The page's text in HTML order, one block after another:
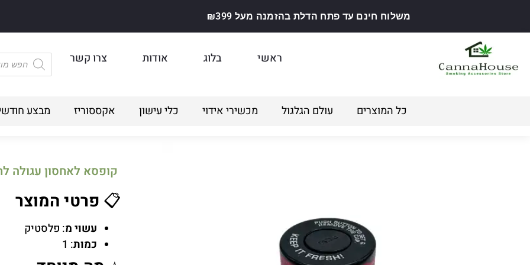
משלוח חינם עד פתח הדלת בהזמנה מעל ₪399
ראשי בלוג אודות צרו קשר
כל המוצרים עולם הגלגול מכשירי אידוי כלי עישון אקססוריז מבצע
קופסא לאחסון עגולה
📋 פרטי המוצר
עשוי מ: פלסטיק
כמות: 1